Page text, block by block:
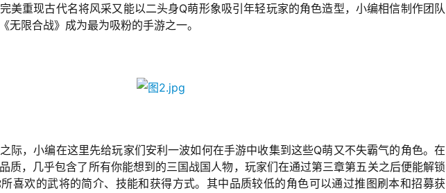
美重现古代名将风采又能以二头身Q萌形象吸引年轻玩家的角色造型，小编相信制作团队
无限合战》成为最为吸粉的手游之一。
际，小编在这里先给玩家们安利一波如何在手游中收集到这些Q萌又不失霸气的角色。在
质，几乎包含了所有你能想到的三国战国人物，玩家们在通过第三章第五关之后便能解锁
喜欢的武将的简介、技能和获得方式。其中品质较低的角色可以通过推图刷本和招募获